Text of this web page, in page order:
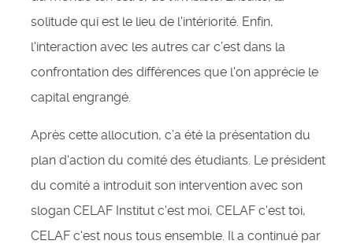
solitude qui est le lieu de l'intériorité. Enfin,
l'interaction avec les autres car c’est dans la
confrontation des différences que l'on apprécie le
capital engrangé.
Après cette allocution, c’a été la présentation du
plan d'action du comité des étudiants. Le président
du comité a introduit son intervention avec son
slogan CELAF Institut c'est moi, CELAF c'est toi,
CELAF c'est nous tous ensemble. Il a continué par